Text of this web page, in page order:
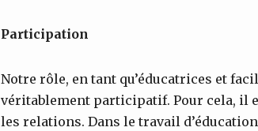
Participation
Notre rôle, en tant qu’éducatrices et
véritablement participatif. Pour cela, il
les relations. Dans le travail